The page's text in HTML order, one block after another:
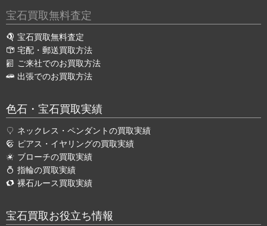
宝石買取無料査定
宝石買取無料査定
宅配・郵送買取方法
ご来社でのお買取方法
出張でのお買取方法
色石・宝石買取実績
ネックレス・ペンダントの買取実績
ピアス・イヤリングの買取実績
ブローチの買取実績
指輪の買取実績
裸石ルース買取実績
宝石買取お役立ち情報